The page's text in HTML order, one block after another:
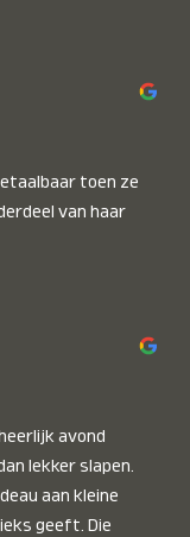
toen ze
van haar
avond
lekker slapen.
aan kleine
geeft. Die